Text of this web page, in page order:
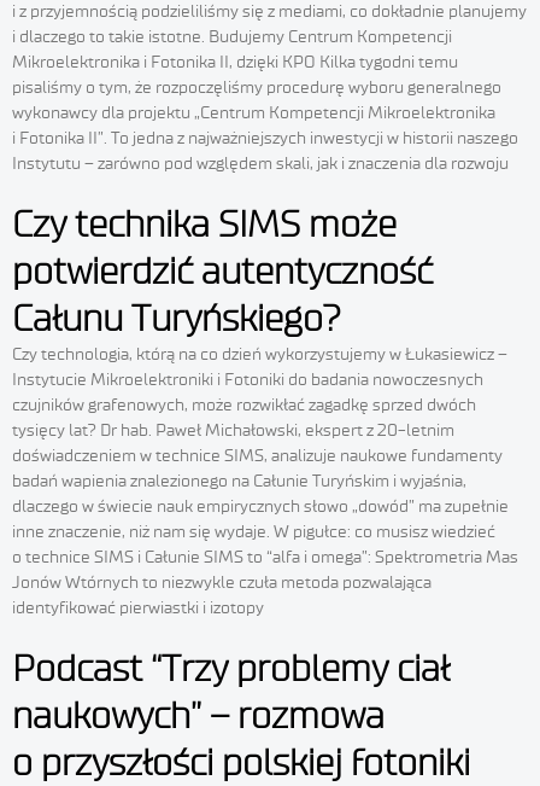
i z przyjemnością podzieliliśmy się z mediami, co dokładnie planujemy
i dlaczego to takie istotne. Budujemy Centrum Kompetencji
Mikroelektronika i Fotonika II, dzięki KPO Kilka tygodni temu
pisaliśmy o tym, że rozpoczęliśmy procedurę wyboru generalnego
wykonawcy dla projektu „Centrum Kompetencji Mikroelektronika
i Fotonika II”. To jedna z najważniejszych inwestycji w historii naszego
Instytutu – zarówno pod względem skali, jak i znaczenia dla rozwoju
Czy technika SIMS może
potwierdzić autentyczność
Całunu Turyńskiego?
Czy technologia, którą na co dzień wykorzystujemy w Łukasiewicz –
Instytucie Mikroelektroniki i Fotoniki do badania nowoczesnych
czujników grafenowych, może rozwikłać zagadkę sprzed dwóch
tysięcy lat? Dr hab. Paweł Michałowski, ekspert z 20-letnim
doświadczeniem w technice SIMS, analizuje naukowe fundamenty
badań wapienia znalezionego na Całunie Turyńskim i wyjaśnia,
dlaczego w świecie nauk empirycznych słowo „dowód” ma zupełnie
inne znaczenie, niż nam się wydaje. W pigułce: co musisz wiedzieć
o technice SIMS i Całunie SIMS to “alfa i omega”: Spektrometria Mas
Jonów Wtórnych to niezwykle czuła metoda pozwalająca
identyfikować pierwiastki i izotopy
Podcast “Trzy problemy ciał
naukowych” – rozmowa
o przyszłości polskiej fotoniki